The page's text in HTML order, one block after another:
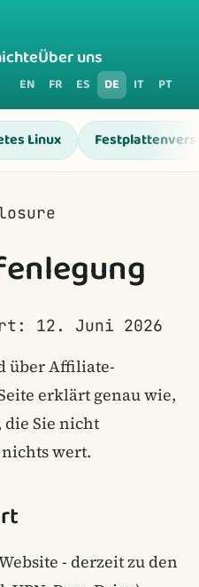
Über uns
EN FR ES DE IT PT
Linux
12. Juni 2026
über Affiliate-
erklärt genau wie,
Sie nicht
wert.
- derzeit zu den